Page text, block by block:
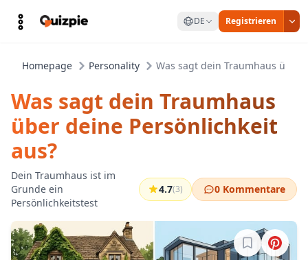
DE Registrieren
Homepage Personality Was sagt dein Traumhaus über
Was sagt dein Traumhaus
über deine Persönlichkeit
aus?
Dein Traumhaus ist im
Grunde ein
Persönlichkeitstest
4.7(3) 0 Kommentare
Melde dich